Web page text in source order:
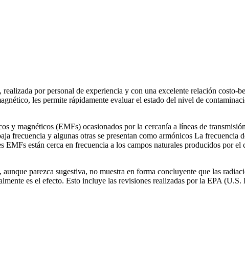
por personal de experiencia y con una excelente relación
les permite rápidamente evaluar el estado del nivel de
y magnéticos (EMFs) ocasionados por la cercanía a líneas de
frecuencia y algunas otras se presentan como armónicos La
están cerca en frecuencia a los campos naturales producidos por el
parezca sugestiva, no muestra en forma concluyente que las
es el efecto. Esto incluye las revisiones realizadas por la EPA